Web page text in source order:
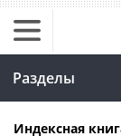
Разделы
Индексная